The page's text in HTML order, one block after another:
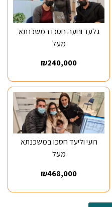
גלעד ונועה חסכו במשכנתא
מעל
₪240,000
רועי וליעד חסכו במשכנתא
מעל
₪468,000